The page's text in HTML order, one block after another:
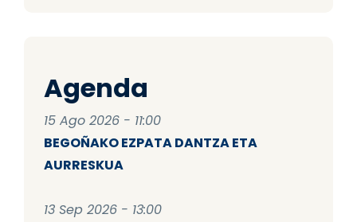
Agenda
15 Ago 2026 - 11:00
BEGOÑAKO EZPATA DANTZA ETA
AURRESKUA
13 Sep 2026 - 13:00